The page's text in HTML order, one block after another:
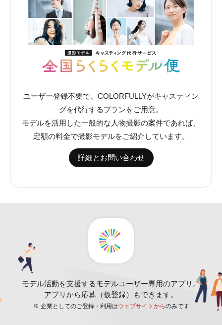
ユーザー登録不要で、COLORFULLYがキャスティン
グを代行するプランをご用意。
モデルを活用した一般的な人物撮影の案件であれば、
定額の料金で撮影モデルをご紹介しています。
詳細とお問い合わせ
モデル活動を支援するモデルユーザー専用のアプリ。
アプリから応募（仮登録）もできます。
※ 企業としてのご登録・利用はウェブサイトからのみです